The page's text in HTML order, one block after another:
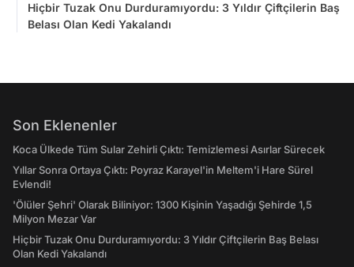
Hiçbir Tuzak Onu Durduramıyordu: 3 Yıldır Çiftçilerin Baş
Belası Olan Kedi Yakalandı
Son Eklenenler
Koca Ülkede Tüm Sular Zehirli Çıktı: Temizlemesi Asırlar Sürecek
Yıllar Sonra Ortaya Çıktı: Poyraz Karayel'in Meltem'i Hare Sürel
Evlendi!
'Ölüler Şehri' Olarak Biliniyor: 1300 Kişinin Yaşadığı Şehirde 1,5
Milyon Mezar Var
Hiçbir Tuzak Onu Durduramıyordu: 3 Yıldır Çiftçilerin Baş Belası
Olan Kedi Yakalandı